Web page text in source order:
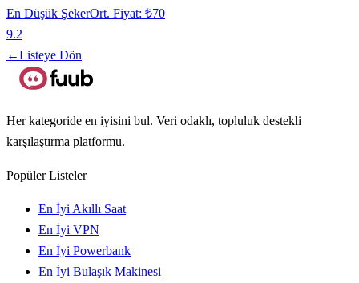
En Düşük ŞekerOrt. Fiyat: ₺70
9.2
←Listeye Dön
Her kategoride en iyisini bul. Veri odaklı, topluluk destekli
karşılaştırma platformu.
Popüler Listeler
En İyi Akıllı Saat
En İyi VPN
En İyi Powerbank
En İyi Bulaşık Makinesi